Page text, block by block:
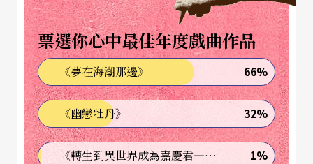
線，串聯了馬汀．薛雷夫將近六十年的人生。
「生活本身就是一串連續動作，作為一個舞者總是
會經歷到的。」薛雷夫細數著每一個地圖上畫下的
點與線，如何轉折了他的芭蕾生涯，但他也強調，
如果人生的機運許可，他情願一直待在同一個地方
票選你心中最佳年度戲曲作品
《夢在海潮那邊》 66%
《幽戀牡丹》 32%
《轉生到異世界成為嘉慶君—發現我的祖先是詐騙集團!?》 1%